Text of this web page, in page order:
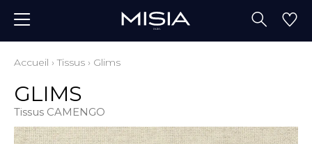
Accueil ›Tissus › Glims
GLIMS
Tissus CAMENGO